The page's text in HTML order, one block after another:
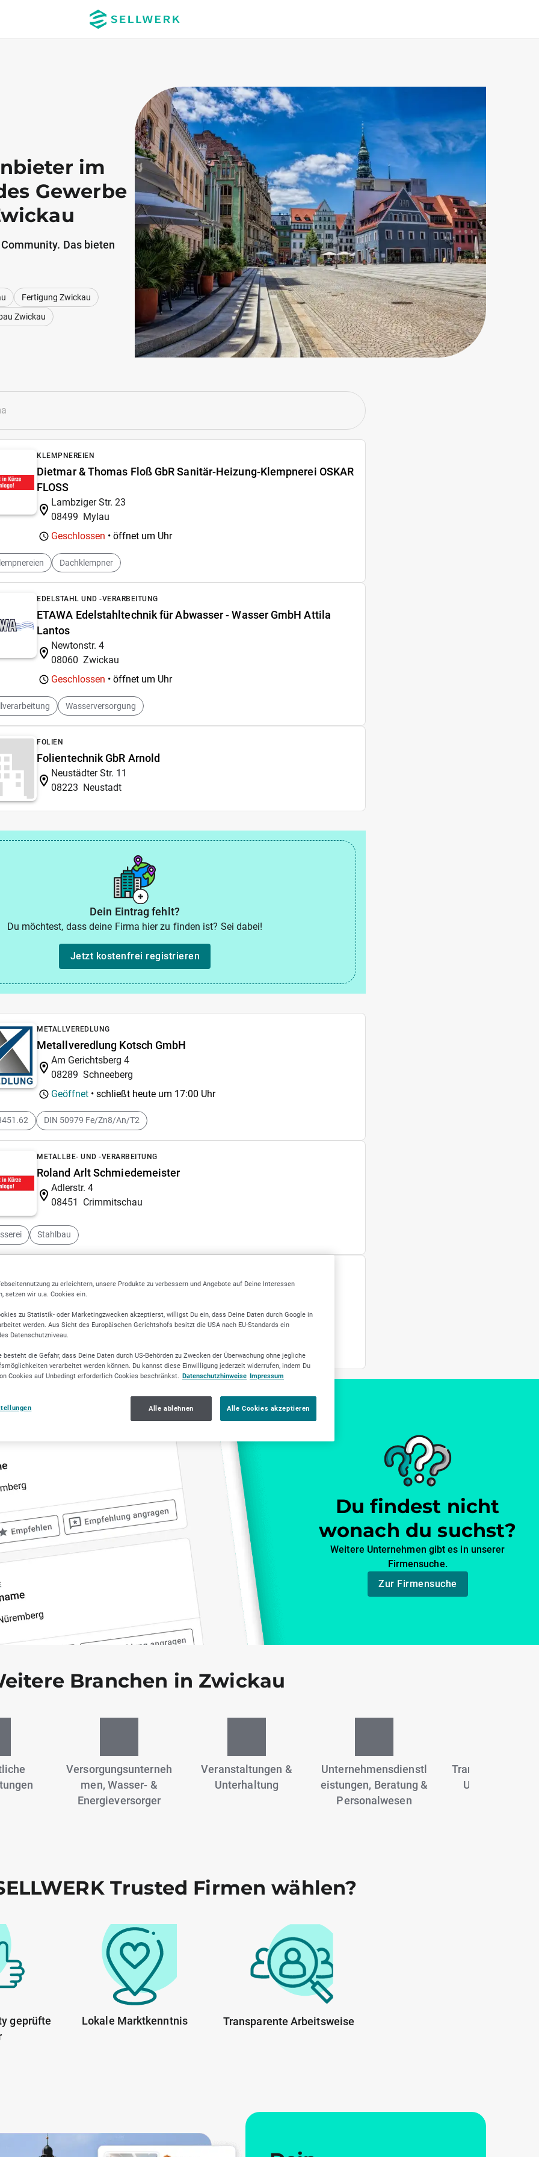
im
Gewerbe
Das bieten
Fertigung Zwickau
Zwickau
KLEMPNEREIEN
Dietmar & Thomas Floß GbR Sanitär-Heizung-Klempnerei OSKAR
FLOSS
Lambziger Str. 23
08499 Mylau
Geschlossen • öffnet um Uhr
Dachklempner
EDELSTAHL UND -VERARBEITUNG
ETAWA Edelstahltechnik für Abwasser - Wasser GmbH Attila
Lantos
Newtonstr. 4
08060 Zwickau
Geschlossen • öffnet um Uhr
Wasserversorgung
FOLIEN
Folientechnik GbR Arnold
Neustädter Str. 11
08223 Neustadt
Dein Eintrag fehlt?
Du möchtest, dass deine Firma hier zu finden ist? Sei dabei!
Jetzt kostenfrei registrieren
METALLVEREDLUNG
Metallveredlung Kotsch GmbH
Am Gerichtsberg 4
08289 Schneeberg
Geöffnet • schließt heute um 17:00 Uhr
DIN 50979 Fe/Zn8/An/T2
METALLBE- UND -VERARBEITUNG
Roland Arlt Schmiedemeister
Adlerstr. 4
08451
Crimmitschau
Stahlbau
Schmiede & Metallbau Bauch eGbR
07987 Mohlsdorf-Teichwolframsdorf
Du findest nicht
wonach du suchst?
Weitere Unternehmen gibt es in unserer
Firmensuche.
Zur Firmensuche
Branchen in Zwickau
Versorgungsunterneh
men, Wasser- &
Energieversorger
Veranstaltungen &
Unterhaltung
Unternehmensdienstl
eistungen, Beratung &
Personalwesen
Transport,
Trusted Firmen wählen?
geprüfte
Lokale Marktkenntnis Transparente Arbeitsweise
zu erleichtern, unsere Produkte zu verbessern und Angebote auf Deine Interessen
setzen wir u.a. Cookies ein.
zu Statistik- oder Marketingzwecken akzeptierst, willigst Du ein, dass Deine Daten durch Google in
werden. Aus Sicht des Europäischen Gerichtshofs besitzt die USA nach EU-Standards ein
Datenschutzniveau.
besteht die Gefahr, dass Deine Daten durch US-Behörden zu Zwecken der Überwachung ohne jegliche
verarbeitet werden können. Du kannst diese Einwilligung jederzeit widerrufen, indem Du
Cookies auf Unbedingt erforderlich Cookies beschränkst. Datenschutzhinweise Impressum
Alle ablehnen Alle Cookies akzeptieren